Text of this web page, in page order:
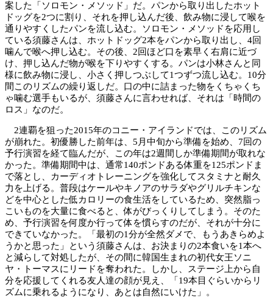
案した「ソロモン・メソッド」だ。パンから取り出したホット
ドッグを2つに割り、それを押し込んだ後、飲み物に浸して喉を
通りやすくしたパンを流し込む。ソロモン・メソッドを応用し
ている須藤さんは、ホットドッグ2本をパンから取り出し、4回
噛んで喉へ押し込む。その後、2回ほど口を素早く右肩に近づ
け、押し込んだ物が喉を下りやすくする。パンは小林さんと同
様に飲み物に浸し、小さく押しつぶして1つずつ流し込む。10分
間このリズムの繰り返しだ。口の中に詰まった物をくちゃくち
ゃ噛む選手もいるが、須藤さんに言わせれば、それは「時間の
ロス」なのだ。
2連覇を狙った2015年のコニー・アイランドでは、このリズム
が崩れた。初優勝した前年は、5月中旬から準備を始め、7回の
予行演習を経て臨んだが、この年は2週間しか準備期間が取れな
かった。準備期間中は、通常140ポンドある体重を125ポンドま
で落とし、カーディオトレーニングを強化してスタミナと耐久
力を上げる。普段はケールやキノアのサラダやグリルチキンな
どを中心とした低カロリーの食生活をしているため、突然脂っ
こいものを大量に食べると、体がびっくりしてしまう。そのた
め、予行演習を何度か行って体を慣らすのだが、それが十分に
できていなかった。「最初の1分が全然ダメで、もうあきらめよ
うかと思った」という須藤さんは、お決まりの2本食いを1本へ
と減らして対処したが、その間に韓国生まれの初代女王ソニ
ヤ・トーマスにリードを奪われた。しかし、ステージ上から自
分を応援してくれる友人達の顔が見え、「19本目ぐらいからリ
ズムに乗れるようになり、あとは自然にいけた」。